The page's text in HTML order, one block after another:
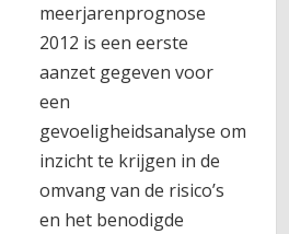
meerjarenprognose
2012 is een eerste
aanzet gegeven voor
een
gevoeligheidsanalyse om
inzicht te krijgen in de
omvang van de risico’s
en het benodigde